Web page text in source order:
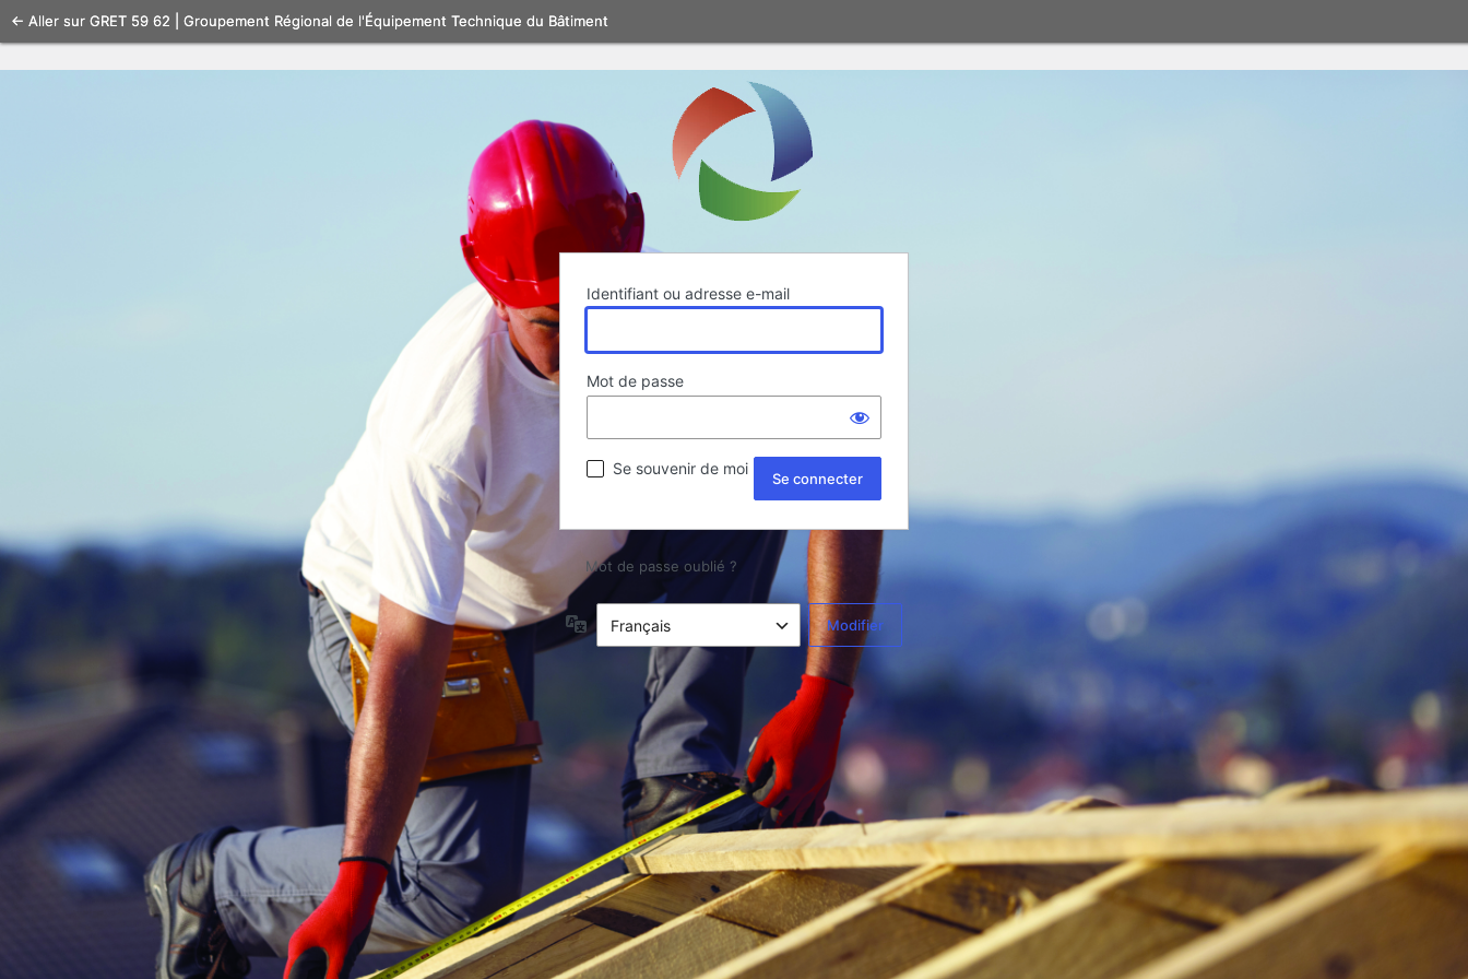
Se
connecter
Identifiant ou adresse e-mail
Mot de passe
Se souvenir de moi
Mot de passe oublié ?
← Aller sur GRET 59 62 | Groupement Régional de l'Équipement Technique du Bâtiment
Langue